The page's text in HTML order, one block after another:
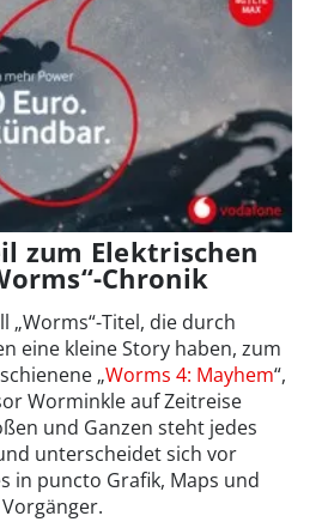
zum Elektrischen
Chronik
„Worms“-Titel, die durch
eine kleine Story haben, zum
„Worms 4: Mayhem“,
Worminkle auf Zeitreise
und Ganzen steht jedes
unterscheidet sich vor
in puncto Grafik, Maps und